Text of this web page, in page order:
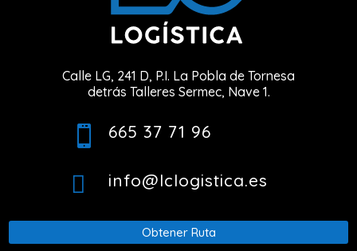
Calle LG, 241 D, P.I. La Pobla de Tornesa
detrás Talleres Sermec, Nave 1.
 665 37 71 96
 info@lclogistica.es
Obtener Ruta